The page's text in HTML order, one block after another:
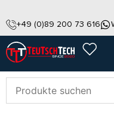
+49 (0)89 200 73 616